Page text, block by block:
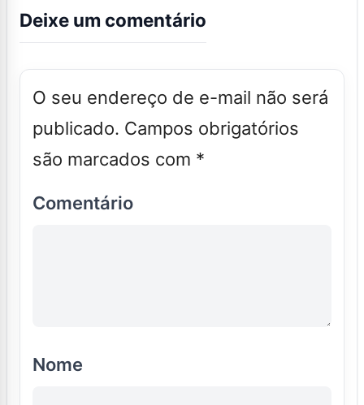
Deixe um comentário
O seu endereço de e-mail não será
publicado. Campos obrigatórios
são marcados com *
Comentário
Nome